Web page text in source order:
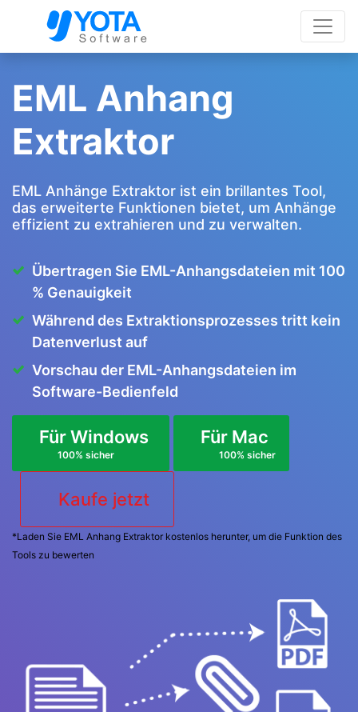
EML Anhang
Extraktor
EML Anhänge Extraktor ist ein brillantes Tool,
das erweiterte Funktionen bietet, um Anhänge
effizient zu extrahieren und zu verwalten.
Übertragen Sie EML-Anhangsdateien mit 100
% Genauigkeit
Während des Extraktionsprozesses tritt kein
Datenverlust auf
Vorschau der EML-Anhangsdateien im
Software-Bedienfeld
Für Windows
100% sicher
Für Mac
100% sicher
Kaufe jetzt
*Laden Sie EML Anhang Extraktor kostenlos herunter, um die Funktion des
Tools zu bewerten